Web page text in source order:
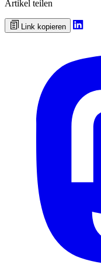
Artikel teilen
Link kopieren